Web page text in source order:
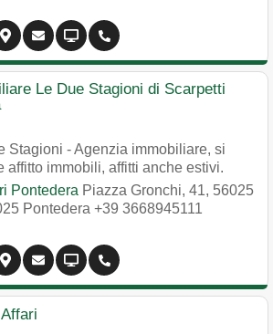
Le Due Stagioni di Scarpetti
Stagioni - Agenzia immobiliare, si
affitto immobili, affitti anche estivi.
Pontedera Piazza Gronchi, 41, 56025
Pontedera +39 3668945111